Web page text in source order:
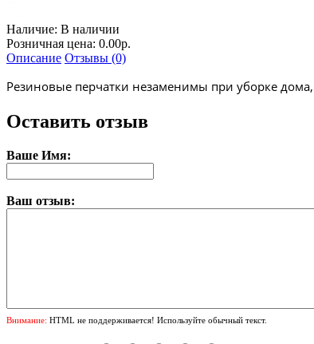
Наличие: В наличии
Розничная цена: 0.00р.
Описание Отзывы (0)
Резиновые перчатки незаменимы при уборке
Оставить отзыв
Ваше Имя:
Ваш отзыв:
Внимание: HTML не поддерживается! Используйте обычный текст.